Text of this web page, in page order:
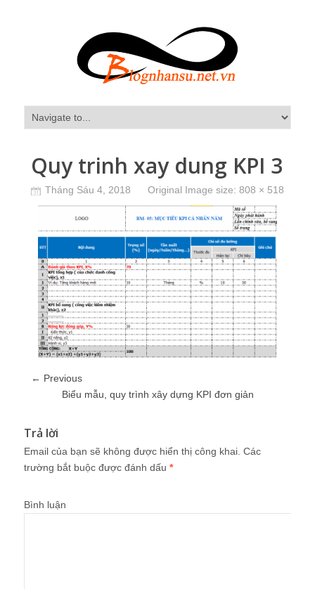
Quy trinh xay dung KPI 3
Tháng Sáu 4, 2018 Original Image size: 808 × 518
← Previous
Biểu mẫu, quy trình xây dựng KPI đơn giản
Trả lời
Email của bạn sẽ không được hiển thị công khai. Các
trường bắt buộc được đánh dấu *
Bình luận